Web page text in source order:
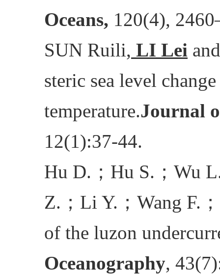
Oceans, 120(4),
SUN Ruili, LI Lei
steric sea level
temperature.Journal
12(1):37-44.
Hu D. ； Hu S. ； Wu
Z. ； Li Y. ； Wang F. ；
of the luzon
Oceanography,